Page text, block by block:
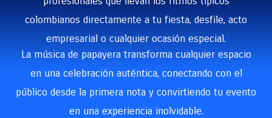
colombianos directamente a tu fiesta, desfile, acto
empresarial o cualquier ocasión especial.
La música de papayera transforma cualquier espacio
en una celebración auténtica, conectando con el
público desde la primera nota y convirtiendo tu evento
en una experiencia inolvidable.